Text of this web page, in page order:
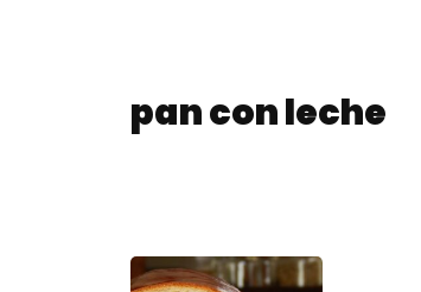
pan con leche